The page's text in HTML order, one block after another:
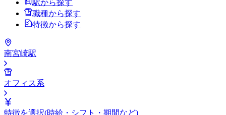
駅から探す
職種から探す
特徴から探す
南宮崎駅
オフィス系
特徴を選択(時給・シフト・期間など)